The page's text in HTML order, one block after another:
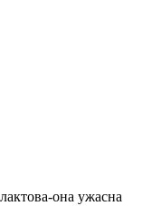
она ужасна